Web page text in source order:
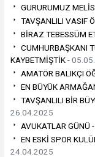
GURURUMUZ
TAVŞANLILI VASIF
BİRAZ TEBESSÜM
CUMHURBAŞKANI
KAYBETMİŞTİK -
AMATÖR BALIKÇI
EN BÜYÜK
TAVŞANLILI BİR
26.04.2025
AVUKATLAR GÜNÜ -
EN ESKİ SPOR
24.04.2025